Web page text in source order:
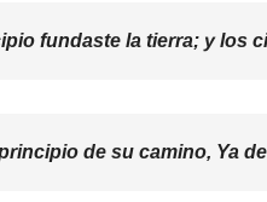
fundaste la tierra; y los
de su camino, Ya